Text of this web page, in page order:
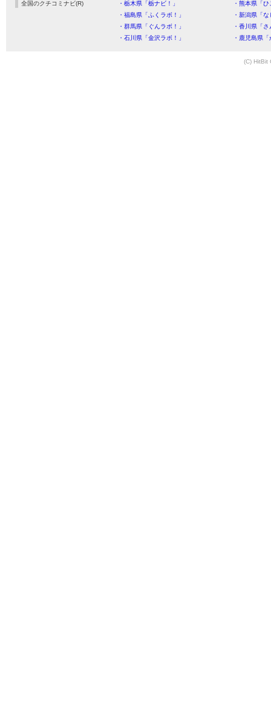
全国のクチコミナビ(R) ・栃木県「栃ナビ！」
・熊本県「
・福島県「ふくラボ！」
・新潟県「
・群馬県「ぐんラボ！」
・香川県「
・石川県「金沢ラボ！」
・鹿児島県
(C) HitBit